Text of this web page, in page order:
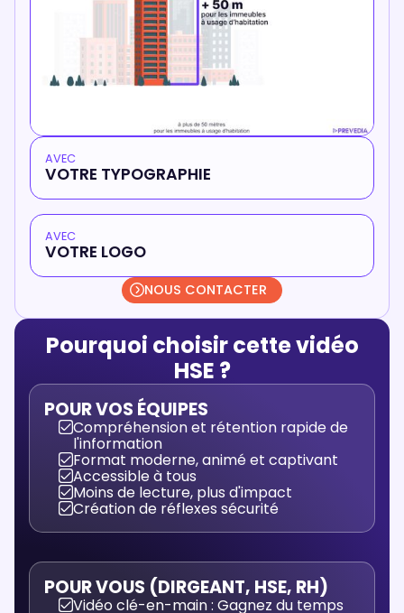
AVEC
VOTRE TYPOGRAPHIE
AVEC
VOTRE LOGO
NOUS CONTACTER
Pourquoi choisir cette vidéo
HSE ?
POUR VOS ÉQUIPES
Compréhension et rétention rapide de
l'information
Format moderne, animé et captivant
Accessible à tous
Moins de lecture, plus d'impact
Création de réflexes sécurité
POUR VOUS (DIRGEANT, HSE, RH)
Vidéo clé-en-main : Gagnez du temps